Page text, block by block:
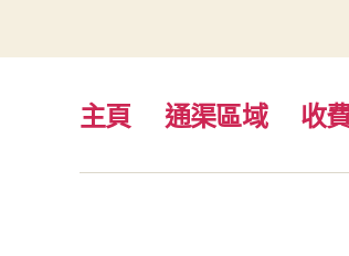
主頁 通渠區域 收